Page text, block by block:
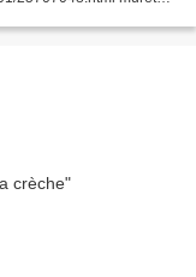
25707123.html...